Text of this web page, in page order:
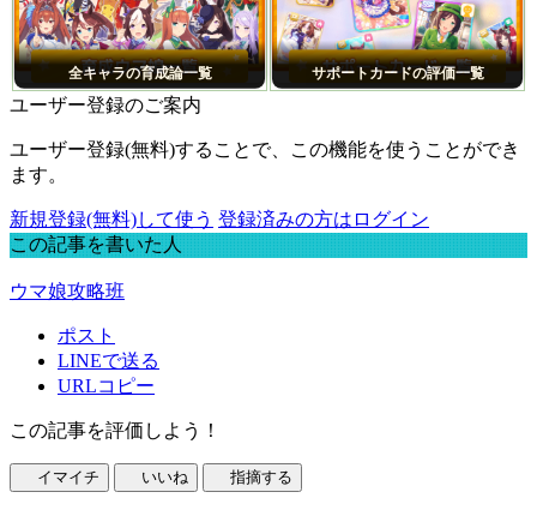
全キャラの育成論一覧 サポートカードの評価一覧
ユーザー登録のご案内
ユーザー登録(無料)することで、この機能を使うことができ
ます。
新規登録(無料)して使う 登録済みの方はログイン
この記事を書いた人
ウマ娘攻略班
ポスト
LINEで送る
URLコピー
この記事を評価しよう！
イマイチ いいね 指摘する